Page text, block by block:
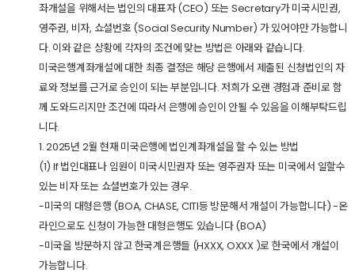
좌개설을 위해서는 법인의 대표자 (CEO) 또는 Secretary가 미국시민권,
영주권, 비자, 쇼셜번호 (Social Security Number) 가 있어야만 가능합니
다. 이와 같은 상황에 각자의 조건에 맞는 방법은 아래와 같습니다.
미국은행계좌개설에 대한 최종 결정은 해당 은행에서 제출된 신청법인의 자
료와 정보를 근거로 승인이 되는 부분입니다. 저희가 오랜 경험과 준비로 함
께 도와드리지만 조건에 따라서 은행에 승인이 안될 수 있음을 이해부탁드립
니다.
1. 2025년 2월 현재 미국은행에 법인계좌개설을 할 수 있는 방법
(1) If 법인대표나 임원이 미국시민권자 또는 영주권자 또는 미국에서 일할수
있는 비자 또는 쇼셜번호가 있는 경우.
-미국의 대형은행 (BOA, CHASE, CITI등 방문해서 개설이 가능합니다) -온
라인으로도 신청이 가능한 대형은행도 있습니다 (BOA)
-미국을 방문하지 않고 한국계은행들 (HXXX, OXXX )로 한국에서 개설이
가능합니다.